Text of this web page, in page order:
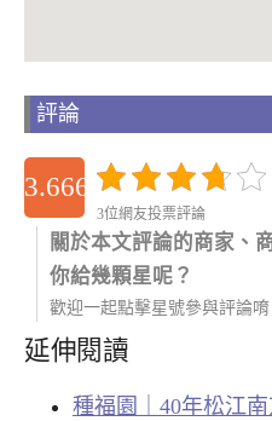
評論
3.6666666666667
3位網友投票評論
關於本文評論的商家、
你給幾顆星呢？
歡迎一起點擊星號參與評論唷
延伸閱讀
種福園｜40年松江